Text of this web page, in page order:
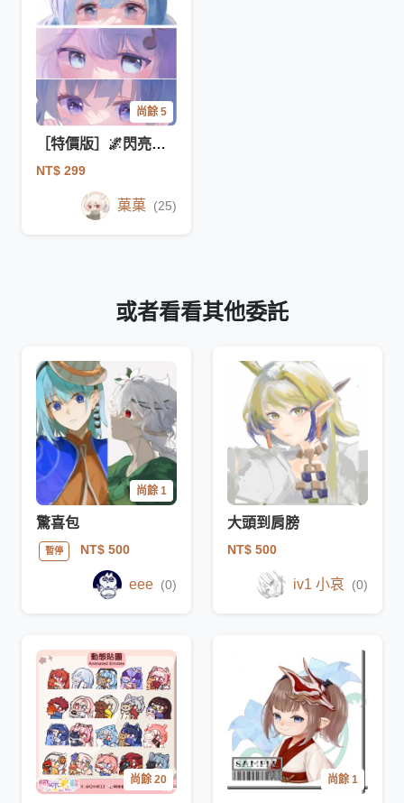
尚餘 5
［特價版］🌌閃亮亮眼睛條🌌
NT$ 299
菓菓 (25)
或者看看其他委託
尚餘 1
驚喜包
暫停 NT$ 500
eee (0)
大頭到肩膀
NT$ 500
iv1 小哀 (0)
尚餘 20 尚餘 1